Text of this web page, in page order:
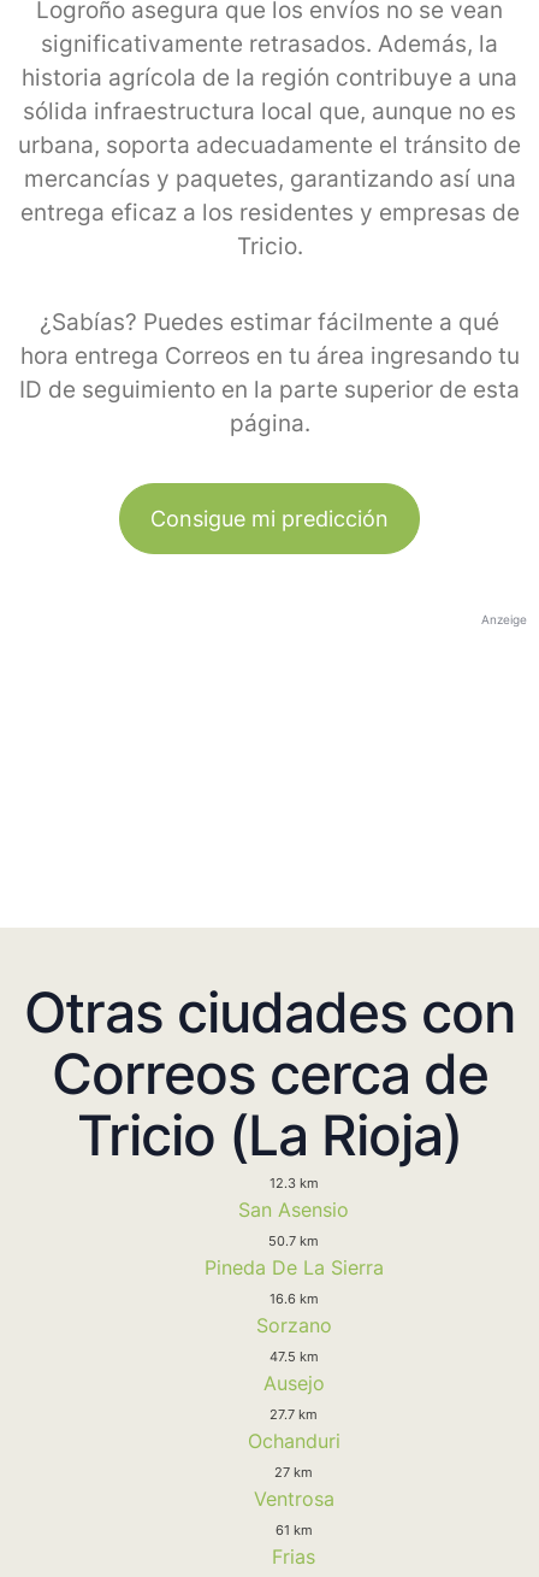
Logroño asegura que los envíos no se vean
significativamente retrasados. Además, la
historia agrícola de la región contribuye a una
sólida infraestructura local que, aunque no es
urbana, soporta adecuadamente el tránsito de
mercancías y paquetes, garantizando así una
entrega eficaz a los residentes y empresas de
Tricio.
¿Sabías? Puedes estimar fácilmente a qué
hora entrega Correos en tu área ingresando tu
ID de seguimiento en la parte superior de esta
página.
Consigue mi predicción
Anzeige
Otras ciudades con
Correos cerca de
Tricio (La Rioja)
12.3 km
San Asensio
50.7 km
Pineda De La Sierra
16.6 km
Sorzano
47.5 km
Ausejo
27.7 km
Ochanduri
27 km
Ventrosa
61 km
Frias